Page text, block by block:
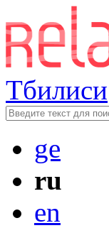
Тбилиси
ge
ru
en